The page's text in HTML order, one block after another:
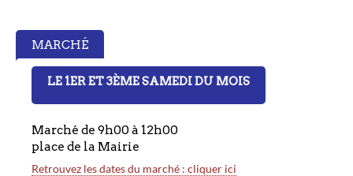
MARCHÉ
LE 1ER ET 3ÈME SAMEDI DU MOIS
Marché de 9h00 à 12h00
place de la Mairie
Retrouvez les dates du marché : cliquer ici